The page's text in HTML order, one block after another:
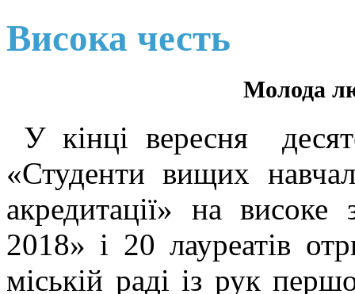
Висока честь
Молода
У кінці вересня
«Студенти вищих
акредитації» на
2018» і 20 лауреатів
міській раді із рук